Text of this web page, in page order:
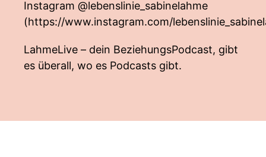
Instagram @lebenslinie_sabinelahme
(https://www.instagram.com/
LahmeLive – dein BeziehungsPodcast, gibt
es überall, wo es Podcasts gibt.